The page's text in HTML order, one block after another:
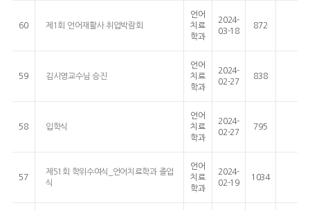
60 제1회 언어재활사 취업박람회
언어
치료
학과
2024-
03-18
872
59 김시영교수님 승진
언어
치료
학과
2024-
02-27
838
58 입학식
언어
치료
학과
2024-
02-27
795
57
제51회 학위수여식_언어치료학과 졸업
식
언어
치료
학과
2024-
02-19
1034